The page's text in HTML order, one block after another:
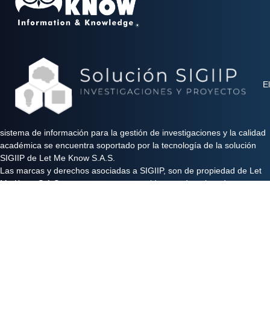
El
sistema de información para la gestión de investigaciones y la calidad
académica se encuentra soportado por la tecnología de la solución
SIGIIP de Let Me Know S.A.S.
Las marcas y derechos asociadas a SIGIIP, son de propiedad de Let
Me Know S.A.S y se encuentran protegidos por derechos de autor e